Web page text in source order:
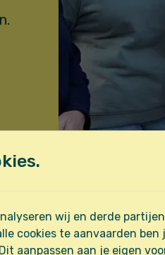
wij en derde
cookies te aanvaarden ben
aanpassen aan je eigen